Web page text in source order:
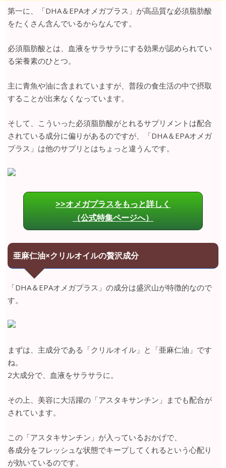
第一に、「DHA＆EPAオメガプラス」が高品質な必須脂肪酸
をたくさん含んでいるからなんです。
必須脂肪酸とは、血液をサラサラにする効果が認められてい
る栄養素のひとつ。
主に青魚や油に含まれていますが、普段の食生活の中で摂取
することが出来なくなっています。
そして、こういった必須脂肪酸がとれるサプリメントは配合
されている成分に偏りがあるのですが、「DHA＆EPAオメガ
プラス」は他のサプリとはちょっと違うんです。
>>オメガプラスをもっと詳しく
（公式特集ページへ）
亜麻仁油×クリルオイルの贅沢成分
「DHA＆EPAオメガプラス」の成分は盛沢山が特徴的なので
す。
まずは、主成分である「クリルオイル」と「亜麻仁油」です
ね。
2大成分で、血液をサラサラに。
その上、美容に大活躍の「アスタキサンチン」までも配合が
されています。
この「アスタキサンチン」が入っているおかげで、
各成分をフレッシュな状態でキープしてくれるという心配り
が効いているのです。